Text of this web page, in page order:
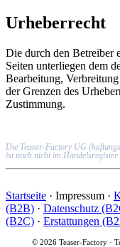
Urheberrecht
Die durch den Betreiber
Seiten unterliegen dem
Bearbeitung,
der Grenzen des
Zustimmung.
Die Teaser-Factory UG
ist noch nicht im Handelsregister
Startseite · Impressum ·
(B2B) · Datenschutz
(B2C) · Erstattungen
© 2026 Teaser-Factory ·